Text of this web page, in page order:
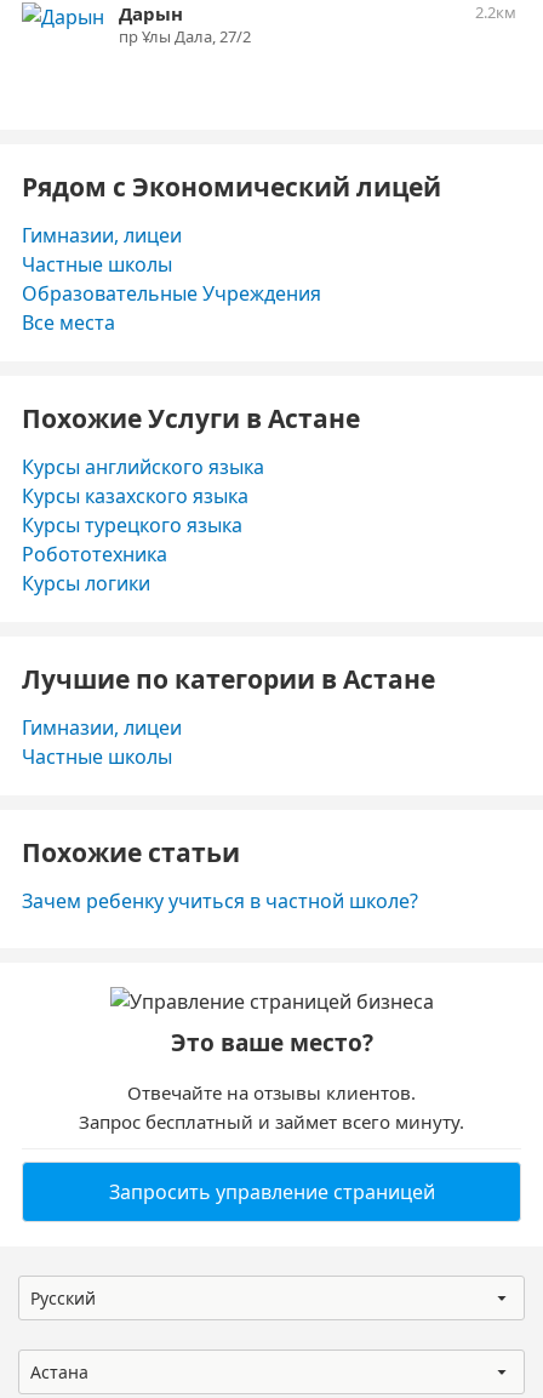
Дарын
2.2км
пр Ұлы Дала, 27/2
Рядом с Экономический лицей
Гимназии, лицеи
Частные школы
Образовательные Учреждения
Все места
Похожие Услуги в Астане
Курсы английского языка
Курсы казахского языка
Курсы турецкого языка
Робототехника
Курсы логики
Лучшие по категории в Астане
Гимназии, лицеи
Частные школы
Похожие статьи
Зачем ребенку учиться в частной школе?
Это ваше место?
Отвечайте на отзывы клиентов.
Запрос бесплатный и займет всего минуту.
Запросить управление страницей
Русский
Астана